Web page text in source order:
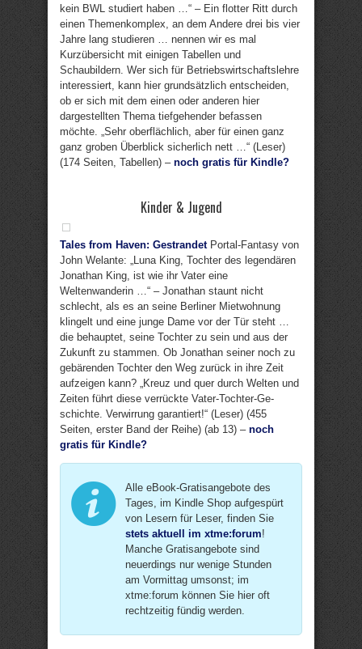
kein BWL studiert haben …“ – Ein flotter Ritt durch
einen Themenkomplex, an dem Andere drei bis vier
Jahre lang studieren … nennen wir es mal
Kurzübersicht mit einigen Tabellen und
Schaubildern. Wer sich für Betriebswirtschaftslehre
interessiert, kann hier grundsätzlich entscheiden,
ob er sich mit dem einen oder anderen hier
dargestellten Thema tiefgehender befassen
möchte. „Sehr oberflächlich, aber für einen ganz
ganz groben Überblick sicherlich nett …“ (Leser)
(174 Seiten, Tabellen) – noch gratis für Kindle?
Kinder & Jugend
Tales from Haven: GestrandetPortal-Fantasy von
John Welante: „Luna King, Tochter des legendären
Jonathan King, ist wie ihr Vater eine
Weltenwanderin …“ – Jonathan staunt nicht
schlecht, als es an seine Berliner Mietwohnung
klingelt und eine junge Dame vor der Tür steht …
die behauptet, seine Tochter zu sein und aus der
Zukunft zu stammen. Ob Jonathan seiner noch zu
gebärenden Tochter den Weg zurück in ihre Zeit
aufzeigen kann? „Kreuz und quer durch Welten und
Zeiten führt diese ver­rückte Vater-Toch­ter-Ge­
schichte. Ver­wir­rung garan­tiert!“ (Leser) (455
Seiten, erster Band der Reihe) (ab 13) – noch
gratis für Kindle?
Alle eBook-Gratisangebote des
Tages, im Kindle Shop aufgespürt
von Lesern für Leser, finden Sie
stets aktuell im xtme:forum!
Manche Gratisangebote sind
neuerdings nur wenige Stunden
am Vormittag umsonst; im
xtme:forum können Sie hier oft
rechtzeitig fündig werden.